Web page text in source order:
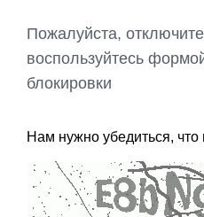
Пожалуйста,
воспользуйтесь
блокировки
Нам нужно убедиться,